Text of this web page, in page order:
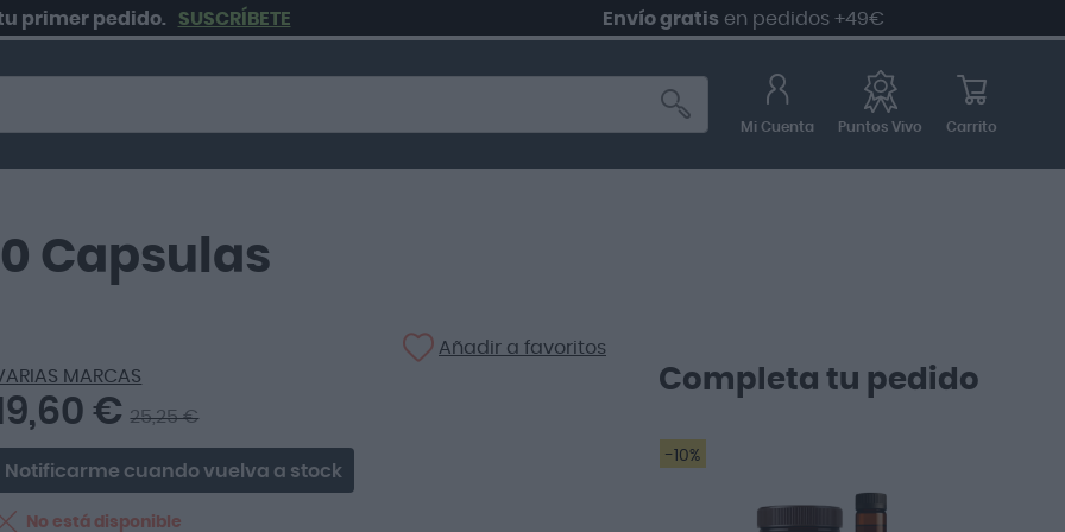
pedido. SUSCRÍBETE Envío gratisen pedidos +49€
Mi Cuenta Puntos Vivo Carrito
Capsulas
Añadir a favoritos
MARCAS
€ 25,25 €
Notificarme cuando vuelva a stock
No está disponible
Completa tu pedido
-10%